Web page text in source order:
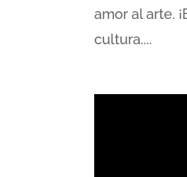
amor al arte.
cultura....